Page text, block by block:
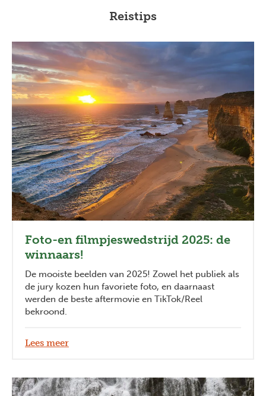
Reistips
Foto-en filmpjeswedstrijd 2025: de
winnaars!
De mooiste beelden van 2025! Zowel het publiek als
de jury kozen hun favoriete foto, en daarnaast
werden de beste aftermovie en TikTok/Reel
bekroond.
Lees meer